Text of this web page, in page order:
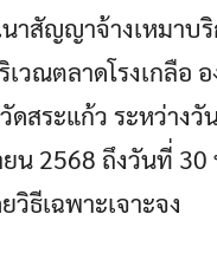
นาสัญญาจ้างเหมาบ
เวณตลาดโรงเกลือ
ดสระแก้ว ระหว่างวั
น 2568 ถึงวันที่
วิธีเฉพาะเจาะจง